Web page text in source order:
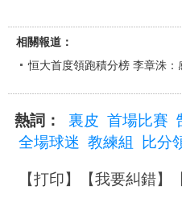
相關報道：
恒大首度領跑積分榜 李章洙：
熱詞： 裏皮 首場比賽
全場球迷 教練組 比分
【打印】【我要糾錯】